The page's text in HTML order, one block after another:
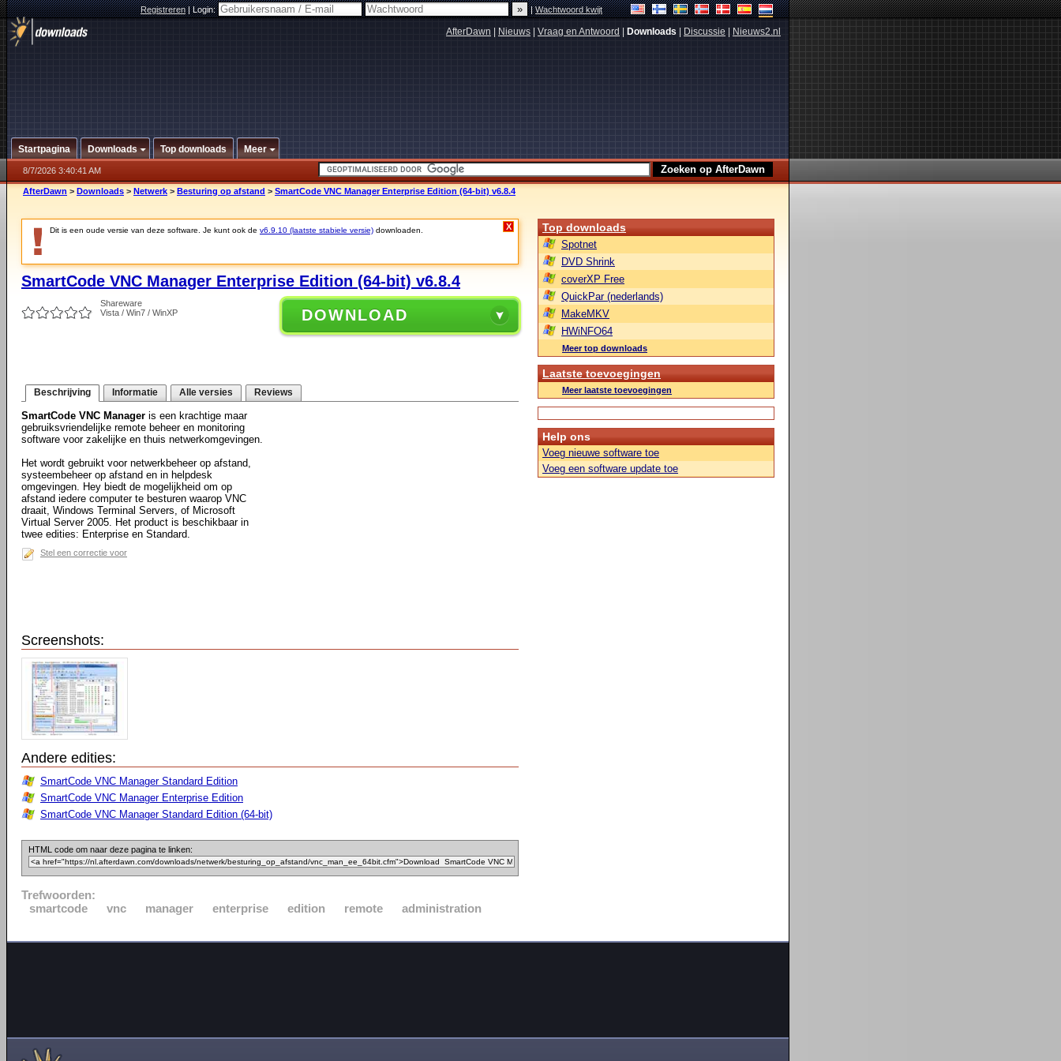
Registreren|Login: |Wachtwoord kwijt
AfterDawn Nieuws Vraag en Antwoord Downloads Discussie Nieuws2.nl
Startpagina Downloads Top downloads Meer
8/7/2026 3:40:41 AM
AfterDawn > Downloads > Netwerk > Besturing op afstand > SmartCode VNC Manager Enterprise Edition (64-bit) v6.8.4
Dit is een oude versie van deze software. Je kunt ook de v6.9.10 (laatste stabiele versie) downloaden. X
SmartCode VNC Manager Enterprise Edition (64-bit) v6.8.4
Shareware
Vista / Win7 / WinXP
DOWNLOAD
Beschrijving Informatie Alle versies Reviews
SmartCode VNC Manager is een krachtige maar
gebruiksvriendelijke remote beheer en monitoring
software voor zakelijke en thuis netwerkomgevingen.
Het wordt gebruikt voor netwerkbeheer op afstand,
systeembeheer op afstand en in helpdesk
omgevingen. Hey biedt de mogelijkheid om op
afstand iedere computer te besturen waarop VNC
draait, Windows Terminal Servers, of Microsoft
Virtual Server 2005. Het product is beschikbaar in
twee edities: Enterprise en Standard.
Stel een correctie voor
Screenshots:
Andere edities:
SmartCode VNC Manager Standard Edition
SmartCode VNC Manager Enterprise Edition
SmartCode VNC Manager Standard Edition (64-bit)
HTML code om naar deze pagina te linken:
Trefwoorden:
smartcode
vnc manager enterprise edition remote administration
Top downloads
Spotnet
DVD Shrink
coverXP Free
QuickPar (nederlands)
MakeMKV
HWiNFO64
Meer top downloads
Laatste toevoegingen
Meer laatste toevoegingen
Help ons
Voeg nieuwe software toe
Voeg een software update toe